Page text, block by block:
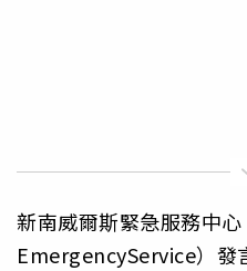
新南威爾斯緊急服務中
EmergencyService）發